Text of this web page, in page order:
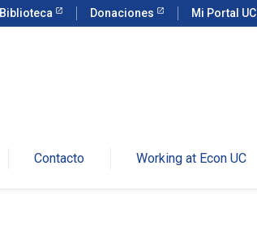
Biblioteca Donaciones Mi Portal UC
Contacto Working at Econ UC